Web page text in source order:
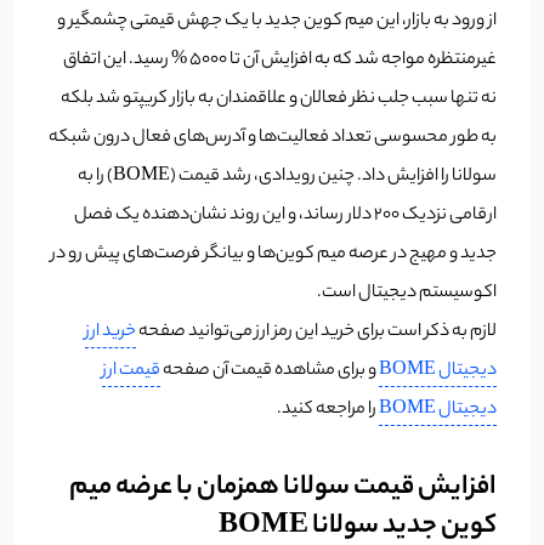
از ورود به بازار، این میم کوین جدید با یک جهش قیمتی چشمگیر و
غیرمنتظره مواجه شد که به افزایش آن تا ۵۰۰۰ % رسید. این اتفاق
نه تنها سبب جلب نظر فعالان و علاقمندان به بازار کریپتو شد بلکه
به طور محسوسی تعداد فعالیت‌ها و آدرس‌های فعال درون شبکه
سولانا را افزایش داد. چنین رویدادی، رشد قیمت (BOME) را به
ارقامی نزدیک ۲۰۰ دلار رساند، و این روند نشان‌دهنده یک فصل
جدید و مهیج در عرصه میم کوین‌ها و بیانگر فرصت‌های پیش رو در
اکوسیستم دیجیتال است.
لازم به ذکر است برای خرید این رمز ارز می‌توانید صفحهخرید ارز
دیجیتال BOME
و برای مشاهده قیمت آن صفحهقیمت ارز
دیجیتال BOME
را مراجعه کنید.
افزایش قیمت سولانا همزمان با عرضه میم
کوین جدید سولانا BOME